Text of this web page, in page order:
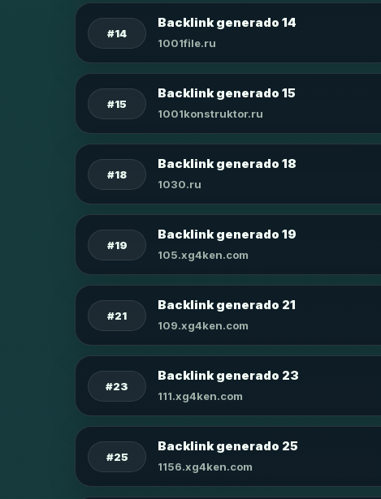
#14
Backlink generado 14
1001file.ru
#15
Backlink generado 15
1001konstruktor.ru
#18
Backlink generado 18
1030.ru
#19
Backlink generado 19
105.xg4ken.com
#21
Backlink generado 21
109.xg4ken.com
#23
Backlink generado 23
111.xg4ken.com
#25
Backlink generado 25
1156.xg4ken.com